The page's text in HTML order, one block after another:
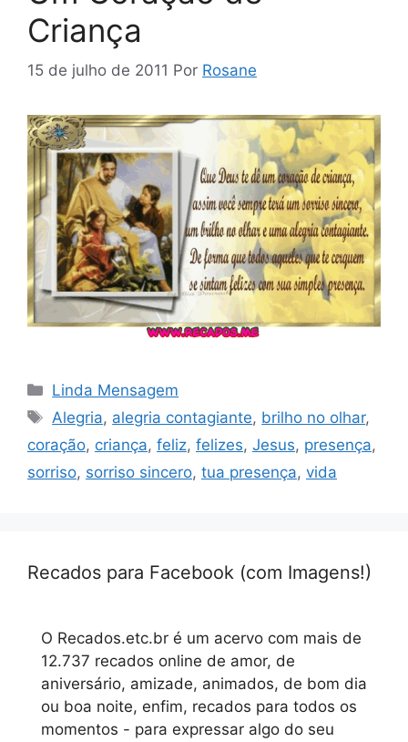
Criança
15 de julho de 2011 Por Rosane
Categorias
Linda Mensagem
Tags
Alegria, alegria contagiante, brilho no olhar,
coração, criança, feliz, felizes, Jesus, presença,
sorriso, sorriso sincero, tua presença, vida
Recados para Facebook (com Imagens!)
O Recados.etc.br é um acervo com mais de
12.737 recados online de amor, de
aniversário, amizade, animados, de bom dia
ou boa noite, enfim, recados para todos os
momentos - para expressar algo do seu